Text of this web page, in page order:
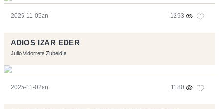
2025-11-05an 1293
ADIOS IZAR EDER
Julio Vidorreta Zubeldía
2025-11-02an 1180